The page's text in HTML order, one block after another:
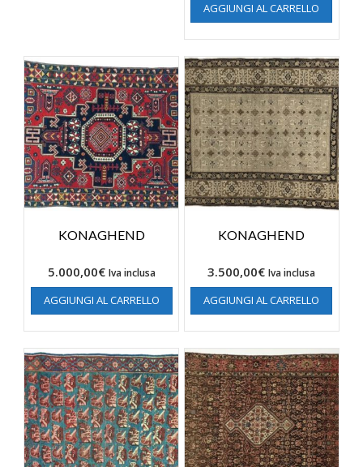
AGGIUNGI AL CARRELLO
KONAGHEND
3.500,00€ Iva inclusa
AGGIUNGI AL CARRELLO
KONAGHEND
5.000,00€ Iva inclusa
AGGIUNGI AL CARRELLO